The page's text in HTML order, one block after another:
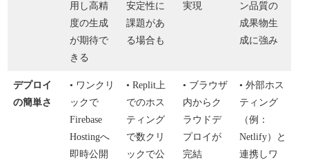
用し高精
度の生成
が期待で
きる
安定性に
課題があ
る場合も
実現
ン品質の
成果物生
成に強み
デプロイ
の簡単さ
• ワンクリ
ックで
Firebase
Hostingへ
即時公開
• Replit上
でのホス
ティング
で数クリ
ックで公
• ブラウザ
内からク
ラウドデ
プロイが
完結
• 外部ホス
ティング
（例：
Netlify）と
連携しワ